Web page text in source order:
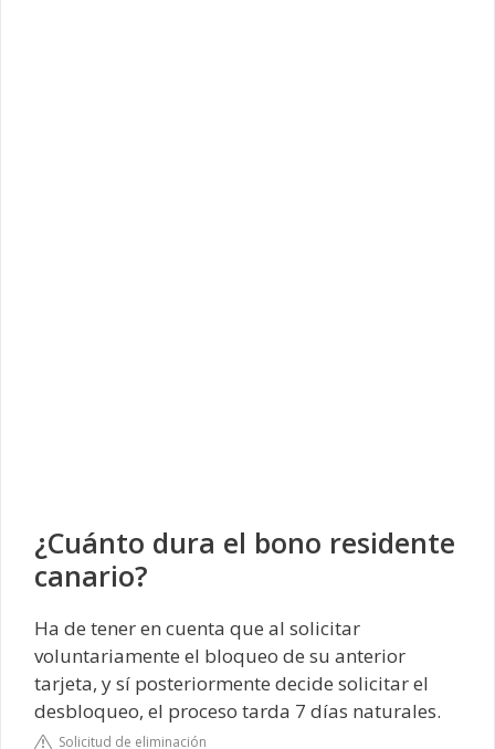
¿Cuánto dura el bono residente
canario?
Ha de tener en cuenta que al solicitar
voluntariamente el bloqueo de su anterior
tarjeta, y sí posteriormente decide solicitar el
desbloqueo, el proceso tarda 7 días naturales.
Solicitud de eliminación